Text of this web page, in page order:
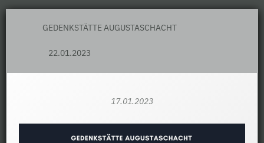
GEDENKSTÄTTE AUGUSTASCHACHT
22.01.2023
17.01.2023